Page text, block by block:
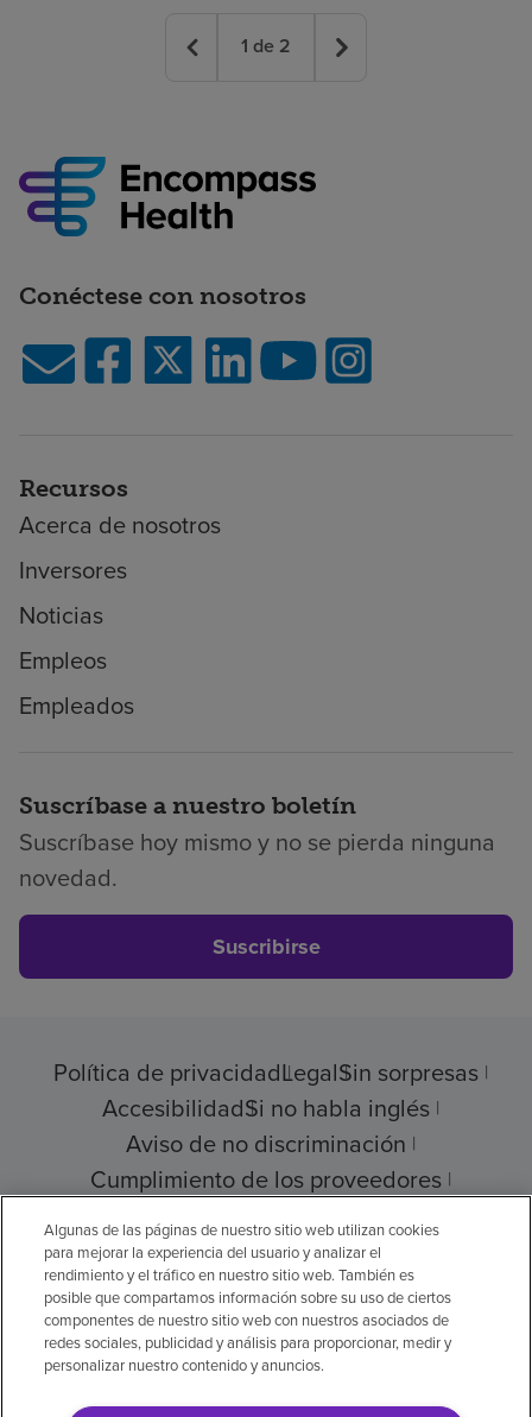
1 de 2
Conéctese con nosotros
Recursos
Acerca de nosotros
Inversores
Noticias
Empleos
Empleados
Suscríbase a nuestro boletín
Suscríbase hoy mismo y no se pierda ninguna
novedad.
Suscribirse
Política de privacidadLegalSin sorpresas
AccesibilidadSi no habla inglés
Aviso de no discriminación
Cumplimiento de los proveedores
Transparencia de precios
© 2026 Encompass Health Corporation
Cookie Preferences
Algunas de las páginas de nuestro sitio web utilizan cookies
para mejorar la experiencia del usuario y analizar el
rendimiento y el tráfico en nuestro sitio web. También es
posible que compartamos información sobre su uso de ciertos
componentes de nuestro sitio web con nuestros asociados de
redes sociales, publicidad y análisis para proporcionar, medir y
personalizar nuestro contenido y anuncios.